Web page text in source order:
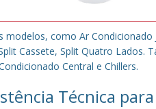
como Ar Condicionado
Cassete, Split Quatro Lados.
Central e Chillers.
Técnica